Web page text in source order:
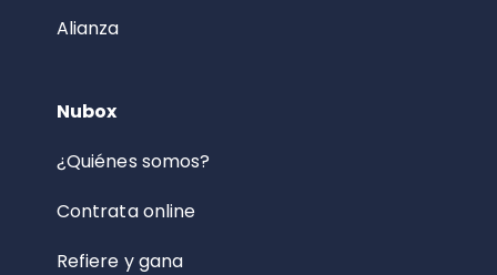
Alianza
Nubox
¿Quiénes somos?
Contrata online
Refiere y gana